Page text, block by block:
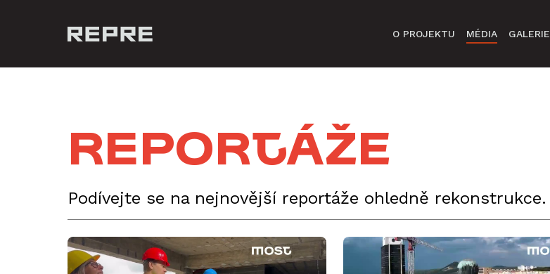
O PROJEKTU MÉDIA GALERIE
Reportáže
Podívejte se na nejnovější reportáže ohledně rekonstrukce.